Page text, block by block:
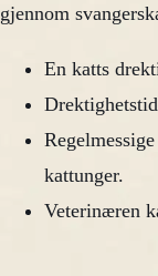
gjennom
En katts
kattunger.
Veterinæren